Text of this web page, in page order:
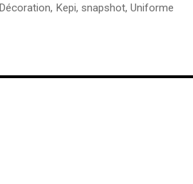
Décoration, Kepi, snapshot, Uniforme